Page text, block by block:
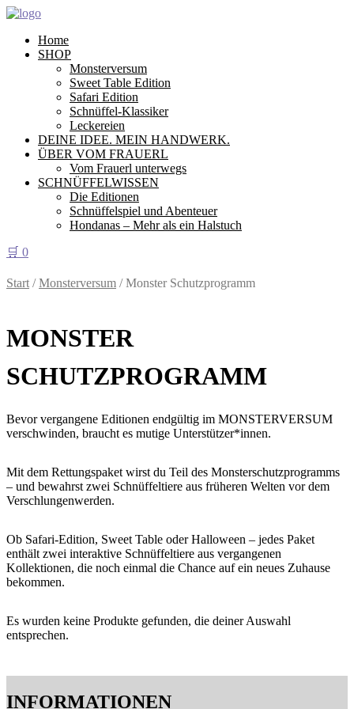
Home
SHOP
Monsterversum
Sweet Table Edition
Safari Edition
Schnüffel-Klassiker
Leckereien
DEINE IDEE. MEIN HANDWERK.
ÜBER VOM FRAUERL
Vom Frauerl unterwegs
SCHNÜFFELWISSEN
Die Editionen
Schnüffelspiel und Abenteuer
Hondanas – Mehr als ein Halstuch
🛒 0
Start /Monsterversum / Monster Schutzprogramm
MONSTER
SCHUTZPROGRAMM
Bevor vergangene Editionen endgültig im MONSTERVERSUM
verschwinden, braucht es mutige Unterstützer*innen.
Mit dem Rettungspaket wirst du Teil des Monsterschutzprogramms
– und bewahrst zwei Schnüffeltiere aus früheren Welten vor dem
Verschlungenwerden.
Ob Safari-Edition, Sweet Table oder Halloween – jedes Paket
enthält zwei interaktive Schnüffeltiere aus vergangenen
Kollektionen, die noch einmal die Chance auf ein neues Zuhause
bekommen.
Es wurden keine Produkte gefunden, die deiner Auswahl
entsprechen.
INFORMATIONEN